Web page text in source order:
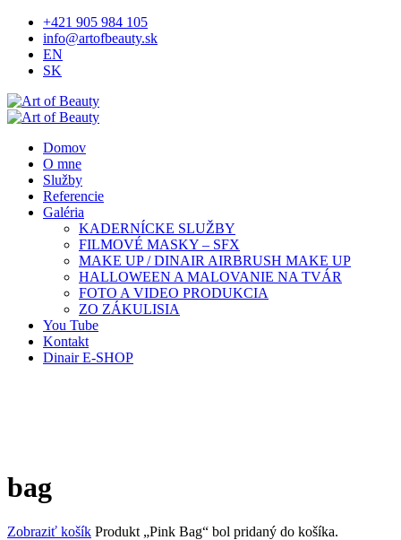
+421 905 984 105
info@artofbeauty.sk
EN
SK
Domov
O mne
Služby
Referencie
Galéria
KADERNÍCKE SLUŽBY
FILMOVÉ MASKY – SFX
MAKE UP / DINAIR AIRBRUSH MAKE UP
HALLOWEEN A MALOVANIE NA TVÁR
FOTO A VIDEO PRODUKCIA
ZO ZÁKULISIA
You Tube
Kontakt
Dinair E-SHOP
bag
Zobraziť košík Produkt „Pink Bag“ bol pridaný do košíka.